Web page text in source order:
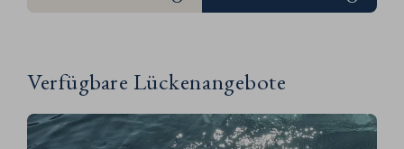
Verfügbare Lückenangebote